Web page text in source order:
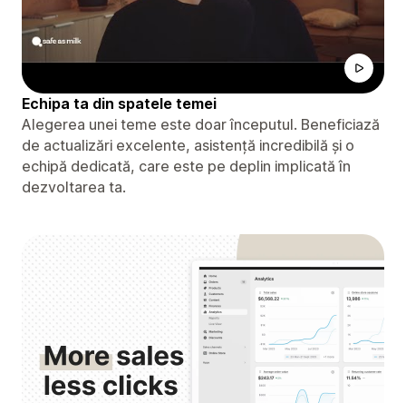
Echipa ta din spatele temei
Alegerea unei teme este doar începutul. Beneficiază
de actualizări excelente, asistență incredibilă și o
echipă dedicată, care este pe deplin implicată în
dezvoltarea ta.